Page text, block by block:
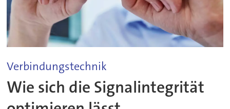
Verbindungstechnik
Wie sich die Signalintegrität